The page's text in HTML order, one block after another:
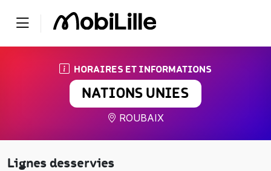
HORAIRES ET INFORMATIONS
NATIONS UNIES
ROUBAIX
Lignes desservies